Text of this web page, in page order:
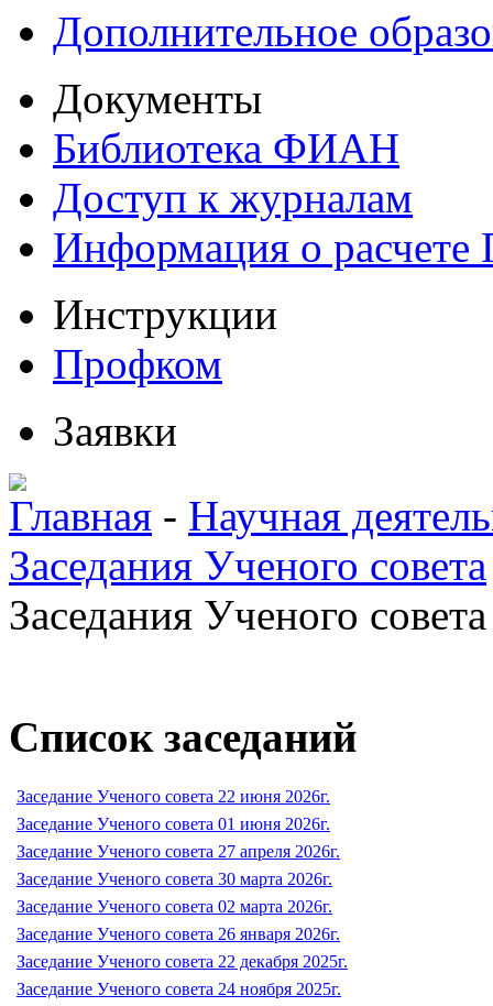
Дополнительное
Документы
Библиотека ФИАН
Доступ к журналам
Информация о
Инструкции
Профком
Заявки
Главная - Научная
Заседания Ученого совета
Заседания Ученого
Список заседаний
Заседание Ученого совета 22 июня 2026г.
Заседание Ученого совета 01 июня 2026г.
Заседание Ученого совета 27 апреля 2026г.
Заседание Ученого совета 30 марта 2026г.
Заседание Ученого совета 02 марта 2026г.
Заседание Ученого совета 26 января 2026г.
Заседание Ученого совета 22 декабря 2025г.
Заседание Ученого совета 24 ноября 2025г.